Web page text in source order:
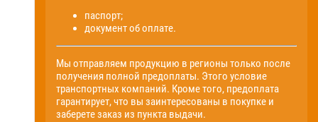
паспорт;
документ об оплате.
Мы отправляем продукцию в регионы только после
получения полной предоплаты. Этого условие
транспортных компаний. Кроме того, предоплата
гарантирует, что вы заинтересованы в покупке и
заберете заказ из пункта выдачи.